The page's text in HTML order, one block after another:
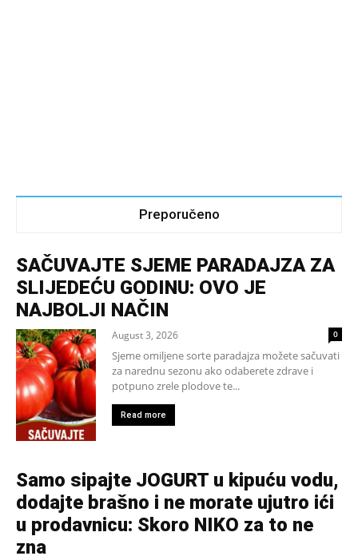
Preporučeno
SAČUVAJTE SJEME PARADAJZA ZA
SLIJEDEĆU GODINU: OVO JE
NAJBOLJI NAČIN
August 3, 2026 0
Sjeme omiljene sorte paradajza možete sačuvati
za narednu sezonu ako odaberete zdrave i
potpuno zrele plodove te...
Read more
Samo sipajte JOGURT u kipuću vodu,
dodajte brašno i ne morate ujutro ići
u prodavnicu: Skoro NIKO za to ne
zna